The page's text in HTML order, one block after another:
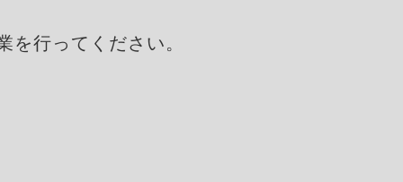
行ってください。